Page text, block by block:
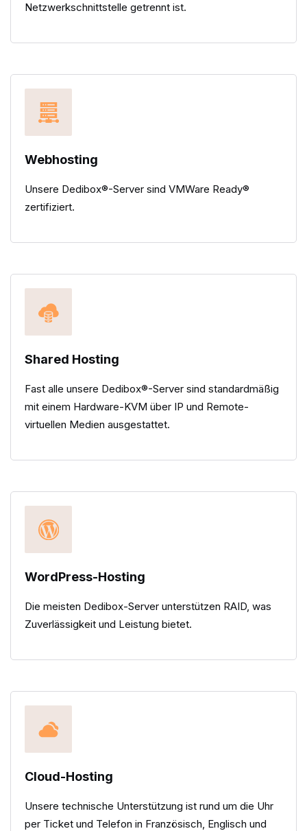
Netzwerkschnittstelle getrennt ist.
Webhosting
Unsere Dedibox®-Server sind VMWare Ready®
zertifiziert.
Shared Hosting
Fast alle unsere Dedibox®-Server sind standardmäßig
mit einem Hardware-KVM über IP und Remote-
virtuellen Medien ausgestattet.
WordPress-Hosting
Die meisten Dedibox-Server unterstützen RAID, was
Zuverlässigkeit und Leistung bietet.
Cloud-Hosting
Unsere technische Unterstützung ist rund um die Uhr
per Ticket und Telefon in Französisch, Englisch und